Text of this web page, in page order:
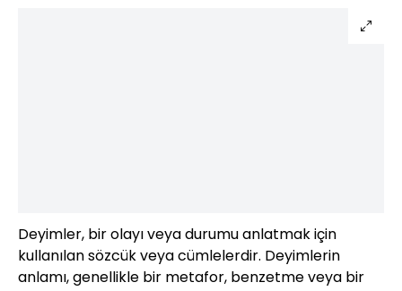
Deyimler, bir olayı veya durumu anlatmak için
kullanılan sözcük veya cümlelerdir. Deyimlerin
anlamı, genellikle bir metafor, benzetme veya bir